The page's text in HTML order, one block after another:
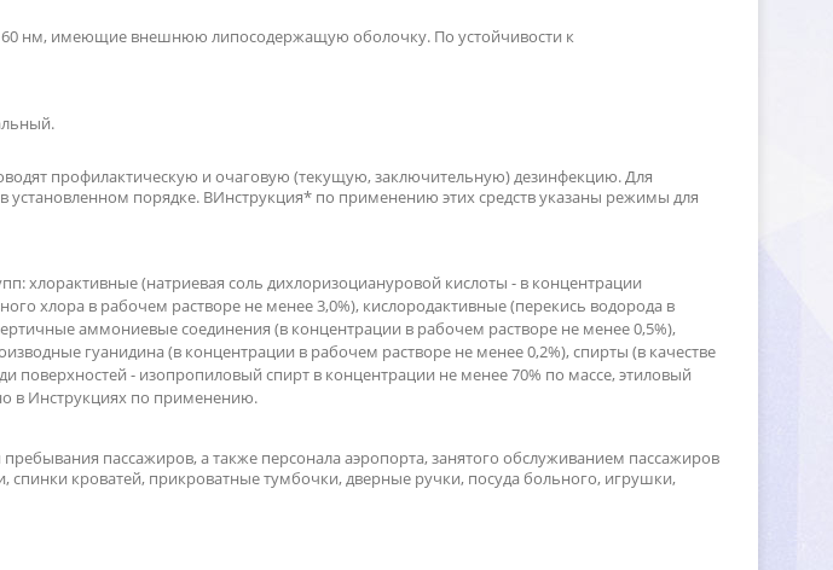
нм, имеющие внешнюю липосодержащую оболочку. По устойчивости к
профилактическую и очаговую (текущую, заключительную) дезинфекцию. Для
порядке. ВИнструкция* по применению этих средств указаны режимы для
хлорактивные (натриевая соль дихлоризоциануровой кислоты - в концентрации
хлора в рабочем растворе не менее 3,0%), кислородактивные (перекись водорода
аммониевые соединения (в концентрации в рабочем растворе не менее 0,5%),
гуанидина (в концентрации в рабочем растворе не менее 0,2%), спирты (в качестве
- изопропиловый спирт в концентрации не менее 70% по массе, этиловый
в Инструкциях по применению.
пассажиров, а также персонала аэропорта, занятого обслуживанием пассажиро
кроватей, прикроватные тумбочки, дверные ручки, посуда больного, игрушки,